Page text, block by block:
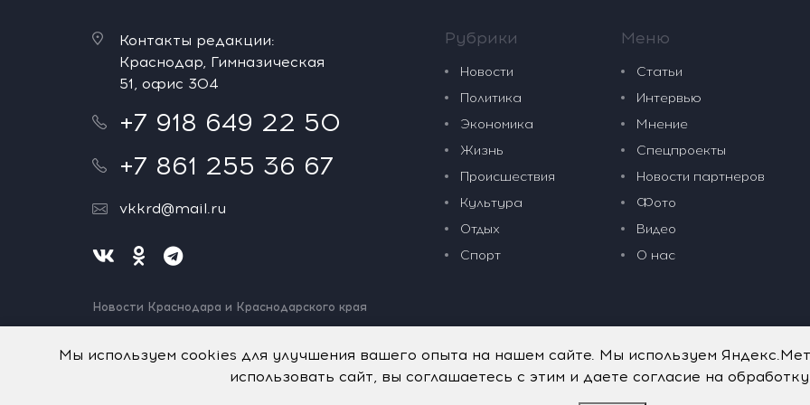
Контакты редакции:
Краснодар, Гимназическая
51, офис 304
+7 918 649 22 50
+7 861 255 36 67
vkkrd@mail.ru
Новости Краснодара и Краснодарского края
Нашли ошибку? Выделите и нажмите Ctrl+Enter.
Рубрики
Новости
Политика
Экономика
Жизнь
Происшествия
Культура
Отдых
Спорт
Меню
Статьи
Интервью
Мнение
Спецпроекты
Новости партнеров
Фото
Видео
О нас
Мы используем cookies для улучшения вашего опыта на нашем сайте. Мы используем
использовать сайт, вы соглашаетесь с этим и даете согласие на